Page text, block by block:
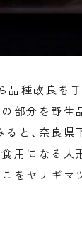
種改良を
部分を野
と、奈良
食用になる
をヤナギマ